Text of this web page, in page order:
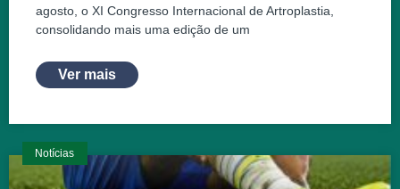
agosto, o XI Congresso Internacional de Artroplastia,
consolidando mais uma edição de um
Ver mais
Notícias